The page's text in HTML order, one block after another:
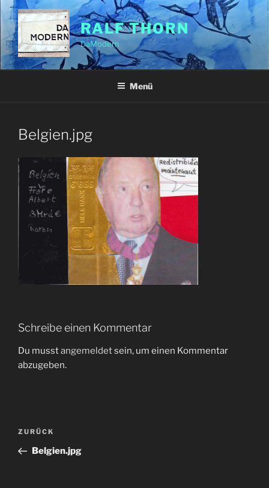
Zum
Inhalt
springen
RALF THORN
DaModern
Menü
Belgien.jpg
Schreibe einen Kommentar
Du musstangemeldetsein, um einen Kommentar
abzugeben.
Beitragsnavigation
Vorheriger
Beitrag
ZURÜCK
Belgien.jpg